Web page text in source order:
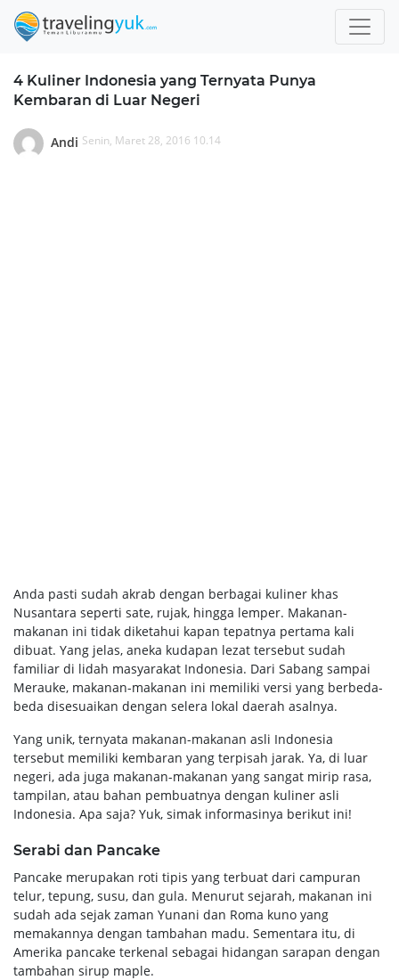
4 Kuliner Indonesia yang Ternyata Punya
Kembaran di Luar Negeri
Andi Senin, Maret 28, 2016 10.14
Anda pasti sudah akrab dengan berbagai kuliner khas
Nusantara seperti sate, rujak, hingga lemper. Makanan-
makanan ini tidak diketahui kapan tepatnya pertama kali
dibuat. Yang jelas, aneka kudapan lezat tersebut sudah
familiar di lidah masyarakat Indonesia. Dari Sabang sampai
Merauke, makanan-makanan ini memiliki versi yang berbeda-
beda disesuaikan dengan selera lokal daerah asalnya.
Yang unik, ternyata makanan-makanan asli Indonesia
tersebut memiliki kembaran yang terpisah jarak. Ya, di luar
negeri, ada juga makanan-makanan yang sangat mirip rasa,
tampilan, atau bahan pembuatnya dengan kuliner asli
Indonesia. Apa saja? Yuk, simak informasinya berikut ini!
Serabi dan Pancake
Pancake merupakan roti tipis yang terbuat dari campuran
telur, tepung, susu, dan gula. Menurut sejarah, makanan ini
sudah ada sejak zaman Yunani dan Roma kuno yang
memakannya dengan tambahan madu. Sementara itu, di
Amerika pancake terkenal sebagai hidangan sarapan dengan
tambahan sirup maple.